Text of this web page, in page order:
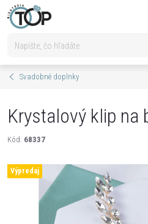
Prejsť
na
Svadobné doplnky
Krystalový klip na
Kód: 68337
Výpredaj